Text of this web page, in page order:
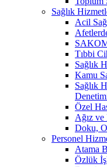
Sağlık
Acil
Tıbbi
Sağlık
Kamu
Sağlık
Özel
Ağız
Doku,
Personel
Atama
Özlük